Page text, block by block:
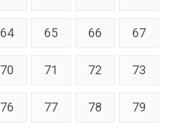
64 65 66 67
70 71 72 73
76 77 78 79